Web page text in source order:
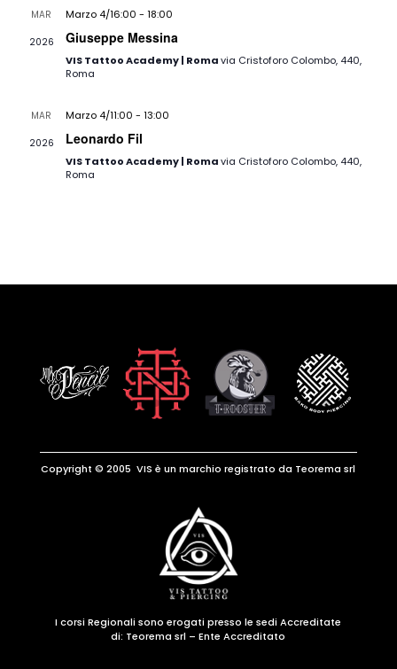
MAR
2026
Marzo 4/16:00 - 18:00
Giuseppe Messina
VIS Tattoo Academy | Romavia Cristoforo Colombo, 440,
Roma
MAR
2026
Marzo 4/11:00 - 13:00
Leonardo Fil
VIS Tattoo Academy | Romavia Cristoforo Colombo, 440,
Roma
Copyright © 2005 VIS è un marchio registrato da Teorema srl
I corsi Regionali sono erogati presso le sedi Accreditate
di: Teorema srl – Ente Accreditato